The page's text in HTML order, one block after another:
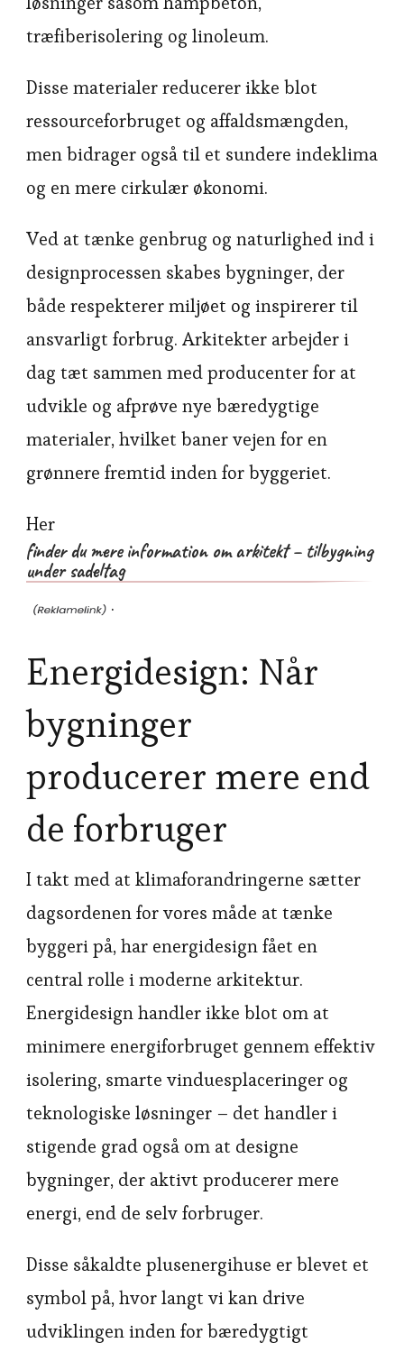
træfiberisolering og linoleum.
Disse materialer reducerer ikke blot
ressourceforbruget og affaldsmængden,
men bidrager også til et sundere indeklima
og en mere cirkulær økonomi.
Ved at tænke genbrug og naturlighed ind i
designprocessen skabes bygninger, der
både respekterer miljøet og inspirerer til
ansvarligt forbrug. Arkitekter arbejder i
dag tæt sammen med producenter for at
udvikle og afprøve nye bæredygtige
materialer, hvilket baner vejen for en
grønnere fremtid inden for byggeriet.
Her
finder du mere information om arkitekt – tilbygning
under sadeltag
.
Energidesign: Når
bygninger
producerer mere end
de forbruger
I takt med at klimaforandringerne sætter
dagsordenen for vores måde at tænke
byggeri på, har energidesign fået en
central rolle i moderne arkitektur.
Energidesign handler ikke blot om at
minimere energiforbruget gennem effektiv
isolering, smarte vinduesplaceringer og
teknologiske løsninger – det handler i
stigende grad også om at designe
bygninger, der aktivt producerer mere
energi, end de selv forbruger.
Disse såkaldte plusenergihuse er blevet et
symbol på, hvor langt vi kan drive
udviklingen inden for bæredygtigt